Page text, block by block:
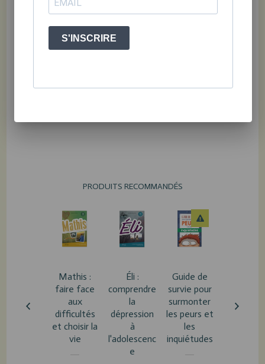
d'autre part, afin de se donner les moyens de maximiser leur
besoin afin de trouver le chemin qui mène au trésor. »
PRODUITS RECOMMANDÉS
Mathis :
faire face
aux
difficultés
et choisir la
vie
Éli :
comprendre
la
dépression
à
l'adolescenc
e
Guide de
survie pour
surmonter
les peurs et
les
inquiétudes
S'INSCRIRE